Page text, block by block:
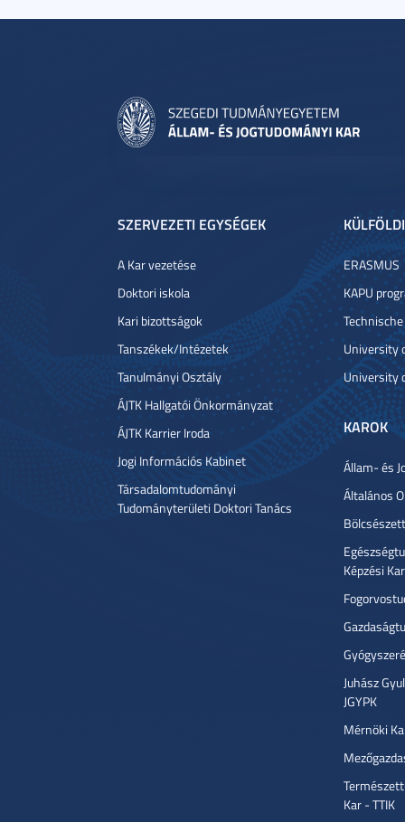
SZERVEZETI EGYSÉGEK
A Kar vezetése
Doktori iskola
Kari bizottságok
Tanszékek/Intézetek
Tanulmányi Osztály
ÁJTK Hallgatói Önkormányzat
ÁJTK Karrier Iroda
Jogi Információs Kabinet
Társadalomtudományi
Tudományterületi Doktori Tanács
ERASMUS
KAPU
University
University
KAROK
Állam- és
Általános
Képzési
Juhász
JGYPK
Mérnöki
Kar - TTIK